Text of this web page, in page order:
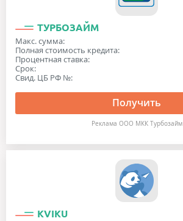
ТУРБОЗАЙМ
Макс. сумма:
Полная стоимость кредита:
Процентная ставка:
Срок:
Свид. ЦБ РФ №:
Получить
Реклама ООО МКК Турбозайм
KVIKU